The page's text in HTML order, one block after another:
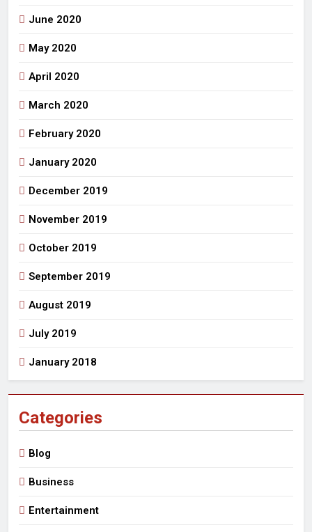
June 2020
May 2020
April 2020
March 2020
February 2020
January 2020
December 2019
November 2019
October 2019
September 2019
August 2019
July 2019
January 2018
Categories
Blog
Business
Entertainment